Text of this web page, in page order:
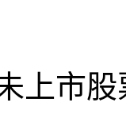
上市股